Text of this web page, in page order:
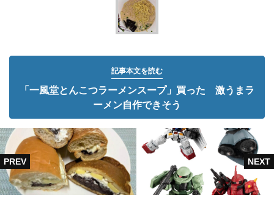
記事本文を読む
「一風堂とんこつラーメンスープ」買った 激うまラ
ーメン自作できそう